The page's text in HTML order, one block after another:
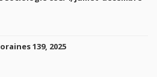
139, 2025